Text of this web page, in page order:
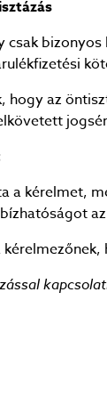
csak
hogy az
a kérelmet,